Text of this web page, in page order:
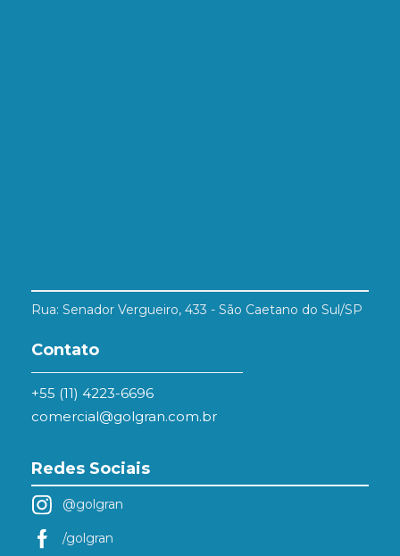
Rua: Senador Vergueiro, 433 - São Caetano do Sul/SP
Contato
+55 (11) 4223-6696
comercial@golgran.com.br
Redes Sociais
@golgran
/golgran